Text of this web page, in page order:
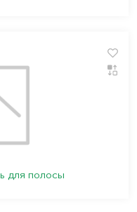
для полосы